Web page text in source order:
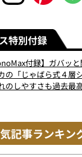
特別付録
付録】ガバッ
の「じゃばら式４層
のしやすさも過去最
記事ランキン